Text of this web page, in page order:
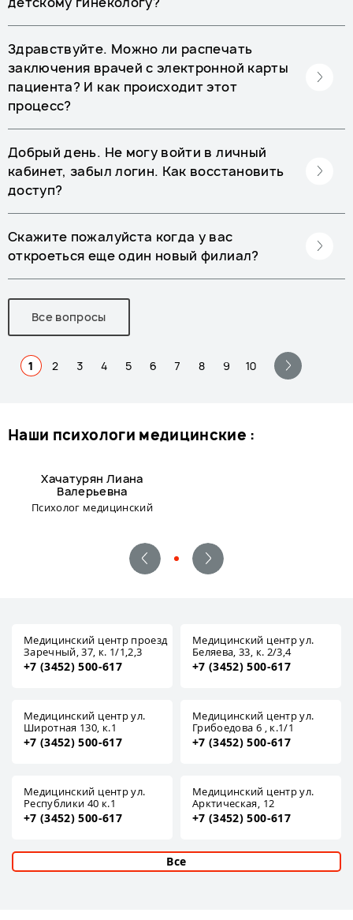
Здравствуйте. Можно ли распечать
заключения врачей с электронной карты
пациента? И как происходит этот
процесс?
Добрый день. Не могу войти в личный
кабинет, забыл логин. Как восстановить
доступ?
Скажите пожалуйста когда у вас
откроеться еще один новый филиал?
Все вопросы
1 2 3 4 5 6 7 8 9 10
наши психологи медицинские :
Хачатурян Лиана
Валерьевна
Психолог медицинский
Медицинский центр проезд
Заречный, 37, к. 1/1,2,3
+7 (3452) 500-617
Медицинский центр ул.
Беляева, 33, к. 2/3,4
+7 (3452) 500-617
Медицинский центр ул.
Широтная 130, к.1
+7 (3452) 500-617
Медицинский центр ул.
Грибоедова 6 , к.1/1
+7 (3452) 500-617
Медицинский центр ул.
Республики 40 к.1
+7 (3452) 500-617
Медицинский центр ул.
Арктическая, 12
+7 (3452) 500-617
Все